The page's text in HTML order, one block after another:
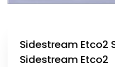
Sidestream Etco2
Sidestream Etco2